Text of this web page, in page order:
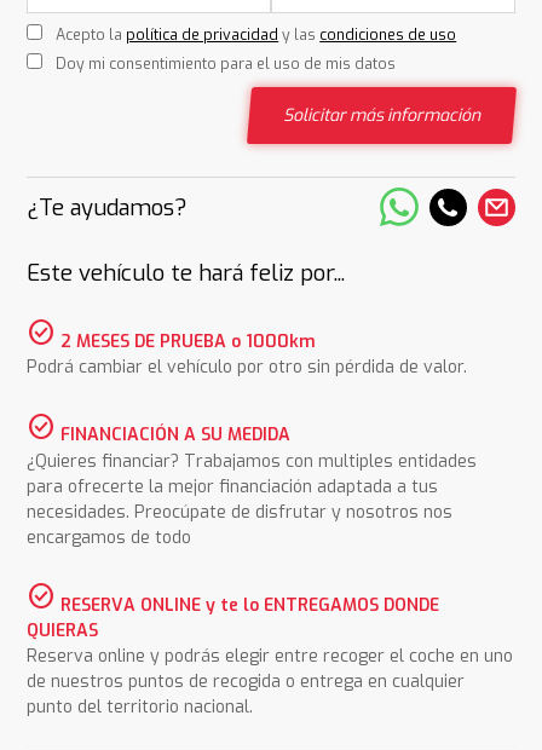
Acepto la política de privacidad y las condiciones de uso
Doy mi consentimiento para el uso de mis datos
Solicitar más información
¿Te ayudamos?
Este vehículo te hará feliz por...
check_circle 2 MESES DE PRUEBA o 1000km
Podrá cambiar el vehículo por otro sin pérdida de valor.
check_circle FINANCIACIÓN A SU MEDIDA
¿Quieres financiar? Trabajamos con multiples entidades
para ofrecerte la mejor financiación adaptada a tus
necesidades. Preocúpate de disfrutar y nosotros nos
encargamos de todo
check_circle RESERVA ONLINE y te lo ENTREGAMOS DONDE
QUIERAS
Reserva online y podrás elegir entre recoger el coche en uno
de nuestros puntos de recogida o entrega en cualquier
punto del territorio nacional.